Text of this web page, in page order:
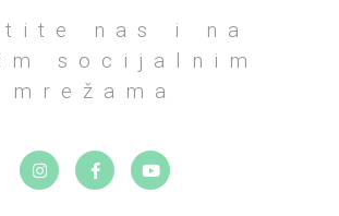
nas i na
socijalnim
mrežama